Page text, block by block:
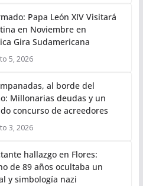
Papa León XIV Visitará
en Noviembre en
Gira Sudamericana
5, 2026
al borde del
Millonarias deudas y un
concurso de acreedores
3, 2026
hallazgo en Flores:
de 89 años ocultaba un
y simbología nazi